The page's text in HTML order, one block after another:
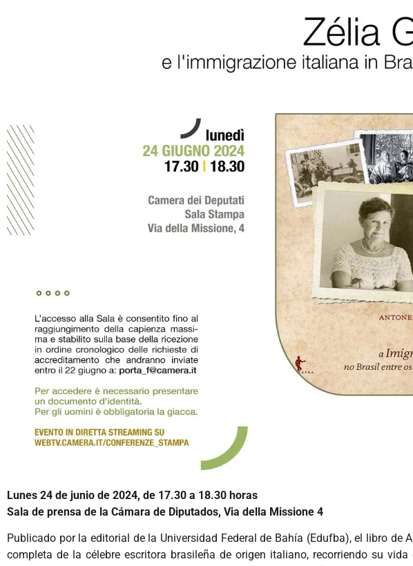
Lunes 24 de junio de 2024, de 17.30 a 18.30 horas
Sala de prensa de la Cámara de Diputados, Via della Missione 4
Publicado por la editorial de la Universidad Federal de Bahía (Edufba), el libro
completa de la célebre escritora brasileña de origen italiano, recorriendo su